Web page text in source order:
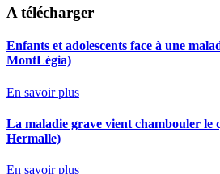
A télécharger
Enfants et adolescents face à une
MontLégia)
En savoir plus
La maladie grave vient chambouler
Hermalle)
En savoir plus